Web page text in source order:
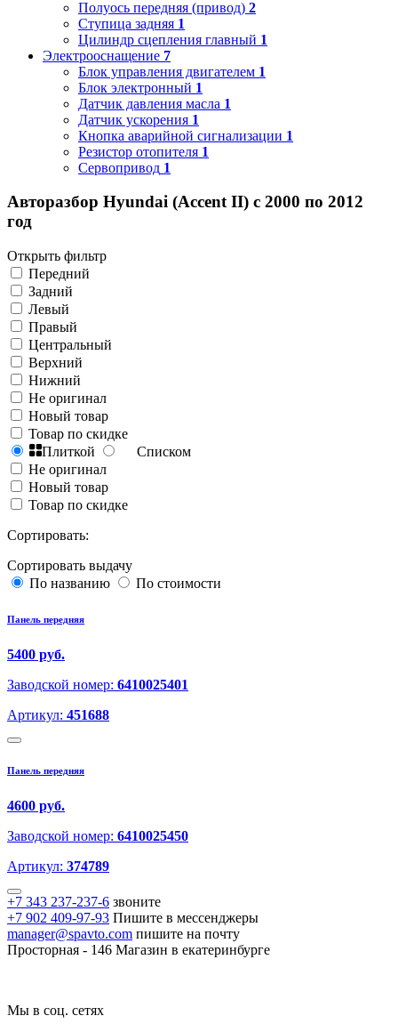
Полуось передняя (привод) 2
Ступица задняя 1
Цилиндр сцепления главный 1
Электрооснащение 7
Блок управления двигателем 1
Блок электронный 1
Датчик давления масла 1
Датчик ускорения 1
Кнопка аварийной сигнализации 1
Резистор отопителя 1
Сервопривод 1
Авторазбор Hyundai (Accent II) с 2000 по 2012
год
Открыть фильтр
Передний
Задний
Левый
Правый
Центральный
Верхний
Нижний
Не оригинал
Новый товар
Товар по скидке
Плиткой
Списком
Не оригинал
Новый товар
Товар по скидке
Сортировать:
Сортировать выдачу
По названию
По стоимости
Панель передняя
5400 руб.
Заводской номер: 6410025401
Артикул: 451688
Панель передняя
4600 руб.
Заводской номер: 6410025450
Артикул: 374789
+7 343 237-237-6 звоните
+7 902 409-97-93 Пишите в мессенджеры
manager@spavto.com пишите на почту
Просторная - 146 Магазин в екатеринбурге
Мы в соц. сетях